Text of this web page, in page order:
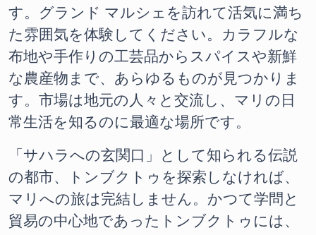
す。グランド マルシェを訪れて活気に満ち
た雰囲気を体験してください。カラフルな
布地や手作りの工芸品からスパイスや新鮮
な農産物まで、あらゆるものが見つかりま
す。市場は地元の人々と交流し、マリの日
常生活を知るのに最適な場所です。
「サハラへの玄関口」として知られる伝説
の都市、トンブクトゥを探索しなければ、
マリへの旅は完結しません。かつて学問と
貿易の中心地であったトンブクトゥには、